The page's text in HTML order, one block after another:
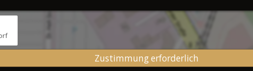
Zustimmung erforderlich